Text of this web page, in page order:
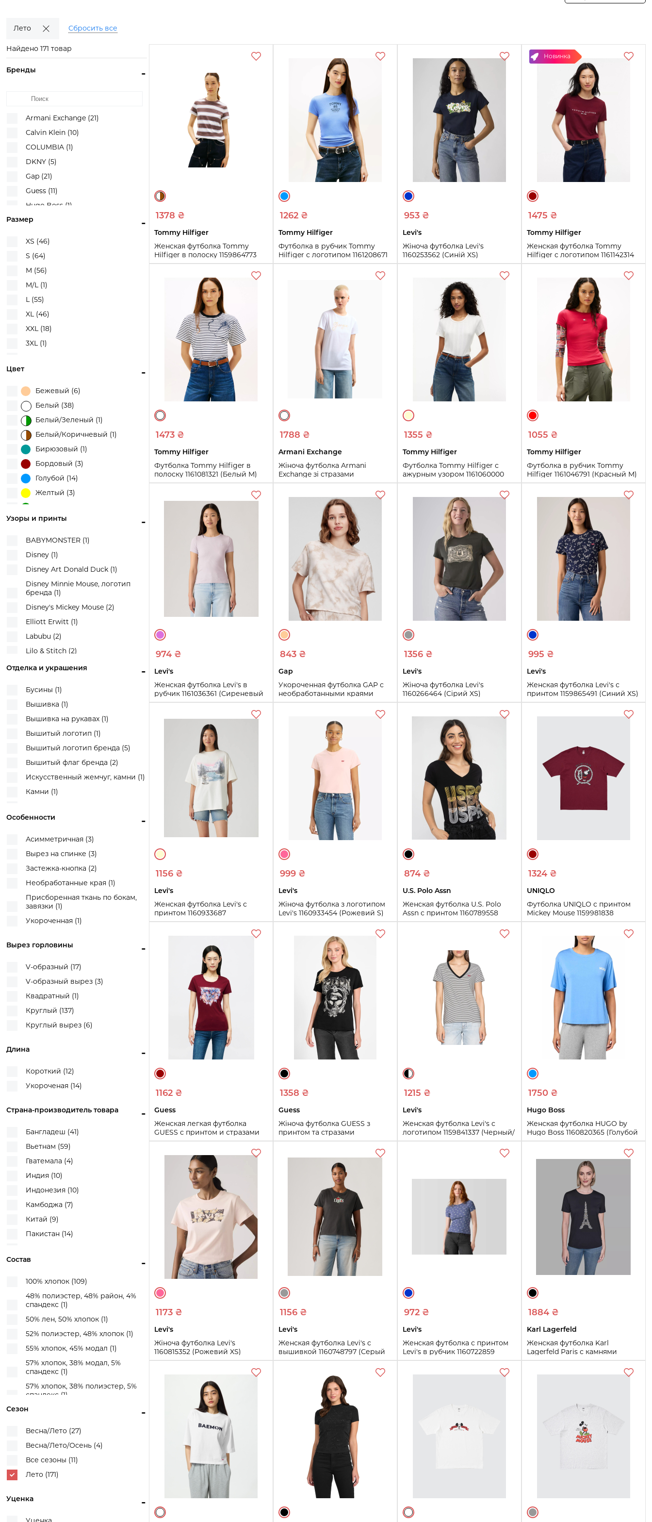
Лето Сбросить все
Найдено 171 товар
-
Бренды
Armani Exchange (21)
Calvin Klein (10)
COLUMBIA (1)
DKNY (5)
Gap (21)
Guess (11)
Hugo Boss (1)
Karl Lagerfeld (9)
-
Размер
XS (46)
S (64)
M (56)
M/L (1)
L (55)
XL (46)
XXL (18)
3XL (1)
3X (2)
4X (1)
-
Цвет
Бежевый (6)
Белый (38)
Белый/Зеленый (1)
Белый/Коричневый (1)
Бирюзовый (1)
Бордовый (3)
Голубой (14)
Желтый (3)
Коричневый (3)
Красный (10)
Молочный (11)
Разные цвета (3)
Розовый (15)
Серый (12)
Синий (11)
Синий/Белый (1)
Сиреневый (1)
Черный (27)
Черный/Белый (2)
-
Узоры и принты
BABYMONSTER (1)
Disney (1)
Disney Art Donald Duck (1)
Disney Minnie Mouse, логотип
бренда (1)
Disney's Mickey Mouse (2)
Elliott Erwitt (1)
Labubu (2)
Lilo & Stitch (2)
Mickey Mouse (1)
Tamagotchi (1)
The Super Mario Galaxy (1)
Toy Story (1)
Ажурный узор (1)
Архитектура Парижа, логотип
бренда (1)
Вышитый логотип (1)
Горы (1)
Есть принт (1)
Логотип бренда (37)
Логотип бренда , принт орла (1)
Логотип бренда, оригинальный
принт (1)
Логотип бренда, принт сзади (1)
Логотип бренда, цветочный
принт (1)
(1)
Логотип бренда, Шуппет,
автограф (2)
Надпись (1)
Надпись и логотип бренда (2)
Оригинальный принт (2)
Полосатый принт (3)
Полоски (4)
Принт ковбойской шляпы (1)
Тай-дай (1)
Фирменный принт (1)
Фото Эллиота Эрвитта (3)
Цветочный принт (2)
Яркий принт Labubu спереди (1)
-
Отделка и украшения
Бусины (1)
Вышивка (1)
Вышивка на рукавах (1)
Вышитый логотип (1)
Вышитый логотип бренда (5)
Вышитый флаг бренда (2)
Искусственный жемчуг, камни (1)
Камни (1)
Логотип бренда из пайеток (3)
Логотип из страз (1)
Монограмма бренда VSX (1)
Нашивки (1)
Пайетки (1)
Прозрачный логотип бренда (1)
Стразы (10)
Флаг-логотип бренда (3)
-
Особенности
Асимметричная (3)
Вырез на спинке (3)
Застежка-кнопка (2)
Необработанные края (1)
Присборенная ткань по бокам,
завязки (1)
Укороченная (1)
-
Вырез горловины
V-образный (17)
V-образный вырез (3)
Квадратный (1)
Круглый (137)
Круглый вырез (6)
-
Длина
Короткий (12)
Укороченая (14)
-
Страна-производитель товара
Бангладеш (41)
Вьетнам (59)
Гватемала (4)
Индия (10)
Индонезия (10)
Камбоджа (7)
Китай (9)
Пакистан (14)
Сальвадор (1)
Тунис (1)
Турция (2)
Шри-Ланка (8)
-
Состав
100% хлопок (109)
48% полиэстер, 48% район, 4%
спандекс (1)
50% лен, 50% хлопок (1)
52% полиэстер, 48% хлопок (1)
55% хлопок, 45% модал (1)
57% хлопок, 38% модал, 5%
спандекс (1)
57% хлопок, 38% полиэстер, 5%
спандекс (1)
58% хлопок, 37% модал, 5%
60% хлопок, 40% модал (5)
60% хлопок, 40% полиэстер (2)
66% полиэстер, 34% хлопок (1)
76% хлопок, 24% нейлон (2)
90% полиэстер, 10% спандекс (3)
-
Сезон
Весна/Лето (27)
Весна/Лето/Осень (4)
Все сезоны (11)
Лето (171)
-
Уценка
1378 ₴
Tommy Hilfiger
Женская футболка Tommy
Hilfiger в полоску 1159864773
(Белый/Коричневый XS)
Купить
1262 ₴
Tommy Hilfiger
Футболка в рубчик Tommy
Hilfiger с логотипом 1161208671
(Голубой S)
Купить
953 ₴
Levi's
Жіноча футболка Levi's
1160253562 (Синій XS)
Купить
Новинка
1475 ₴
Tommy Hilfiger
Женская футболка Tommy
Hilfiger с логотипом 1161142314
(Бордовый XL)
Купить
1473 ₴
Tommy Hilfiger
Футболка Tommy Hilfiger в
полоску 1161081321 (Белый M)
Купить
1788 ₴
Armani Exchange
Жіноча футболка Armani
Exchange зі стразами
1161075903 (Білий XS)
XS
Купить
1355 ₴
Tommy Hilfiger
Футболка Tommy Hilfiger с
ажурным узором 1161060000
(Молочный M)
L XL
Купить
1055 ₴
Tommy Hilfiger
Футболка в рубчик Tommy
Hilfiger 1161046791 (Красный M)
Купить
974 ₴
Levi's
Женская футболка Levi's в
рубчик 1161036361 (Сиреневый
XL)
XL
Купить
843 ₴
Gap
Укороченная футболка GAP с
необработанными краями
1161020877 (Бежевый S)
Купить
1356 ₴
Levi's
Жіноча футболка Levi's
1160266464 (Сірий XS)
Купить
995 ₴
Levi's
Женская футболка Levi's с
принтом 1159865491 (Синий XS)
1156 ₴
Levi's
Женская футболка Levi's с
принтом 1160933687
(Молочный S)
Купить
999 ₴
Levi's
Жіноча футболка з логотипом
Levi's 1160933454 (Рожевий S)
Купить
874 ₴
U.S. Polo Assn
Женская футболка U.S. Polo
Assn с принтом 1160789558
(Черный S)
Купить
1324 ₴
UNIQLO
Футболка UNIQLO с принтом
Mickey Mouse 1159981838
(Бордовый S)
Купить
1162 ₴
Guess
Женская легкая футболка
GUESS с принтом и стразами
1160893989 (Бордовый M)
Купить
1358 ₴
Guess
Жіноча футболка GUESS з
принтом та стразами
1160876976 (Чорний XS)
XS
S M
Купить
1215 ₴
Levi's
Женская футболка Levi's с
логотипом 1159841337 (Черный/
Белый S)
1750 ₴
Hugo Boss
Женская футболка HUGO by
Hugo Boss 1160820365 (Голубой
S)
Купить
1173 ₴
Levi's
Жіноча футболка Levi's
1160815352 (Рожевий XS)
Купить
1156 ₴
Levi's
Женская футболка Levi's с
вышивкой 1160748797 (Серый
S)
Купить
972 ₴
Levi's
Женская футболка с принтом
Levi's в рубчик 1160722859
(Синий 1X)
1884 ₴
Karl Lagerfeld
Женская футболка Karl
Lagerfeld Paris с камнями
1160681302 (Черный M)